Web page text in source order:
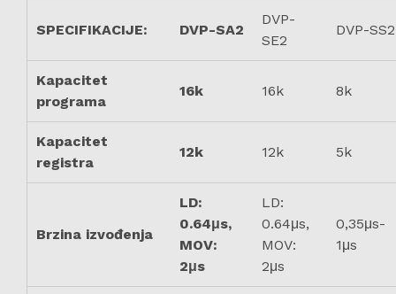
SPECIFIKACIJE: DVP-SA2
DVP-
SE2
DVP-SS2
Kapacitet
programa
16k 16k 8k
Kapacitet
registra
12k 12k 5k
Brzina izvođenja
LD:
0.64μs,
MOV:
2μs
LD:
0.64μs,
MOV:
2μs
0,35μs-
1μs